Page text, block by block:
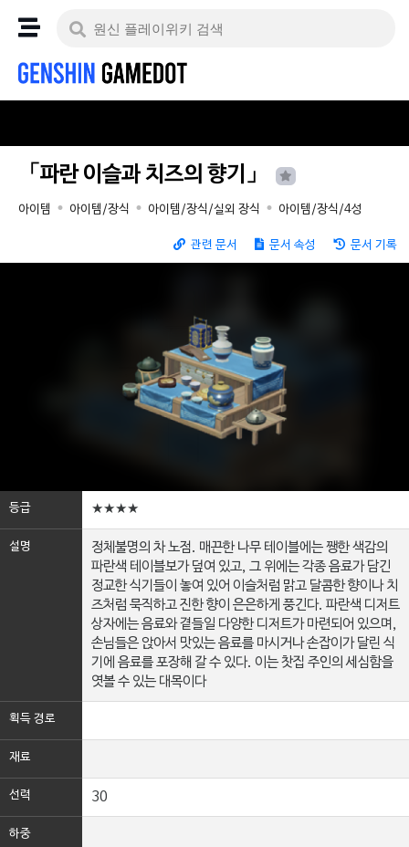
「파란 이슬과 치즈의 향기」
아이템 아이템/장식 아이템/장식/실외 장식 아이템/장식/4성
관련 문서 문서 속성 문서 기록
등급 ★★★★
설명
정체불명의 차 노점. 매끈한 나무 테이블에는 쨍한 색감의
파란색 테이블보가 덮여 있고, 그 위에는 각종 음료가 담긴
정교한 식기들이 놓여 있어 이슬처럼 맑고 달콤한 향이나 치
즈처럼 묵직하고 진한 향이 은은하게 풍긴다. 파란색 디저트
상자에는 음료와 곁들일 다양한 디저트가 마련되어 있으며,
손님들은 앉아서 맛있는 음료를 마시거나 손잡이가 달린 식
기에 음료를 포장해 갈 수 있다. 이는 찻집 주인의 세심함을
엿볼 수 있는 대목이다
획득 경로
재료
선력 30
하중